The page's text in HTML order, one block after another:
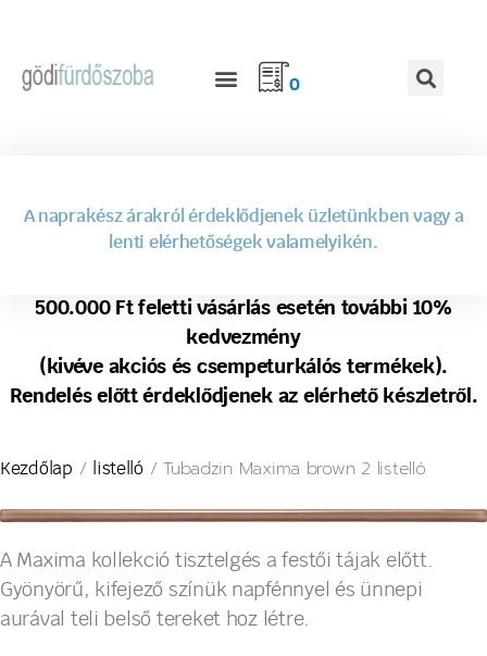
0
A naprakész árakról érdeklődjenek üzletünkben vagy a
lenti elérhetőségek valamelyikén.
500.000 Ft feletti vásárlás esetén további 10%
kedvezmény
(kivéve akciós és csempeturkálós termékek).
Rendelés előtt érdeklődjenek az elérhető készletről.
Kezdőlap / listelló/ Tubadzin Maxima brown 2 listelló
A Maxima kollekció tisztelgés a festői tájak előtt.
Gyönyörű, kifejező színük napfénnyel és ünnepi
aurával teli belső tereket hoz létre.